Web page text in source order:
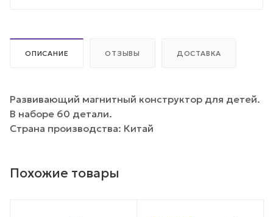
ОПИСАНИЕ ОТЗЫВЫ ДОСТАВКА
Развивающий магнитный конструктор для детей.
В наборе 60 детали.
Страна производства: Китай
Похожие товары